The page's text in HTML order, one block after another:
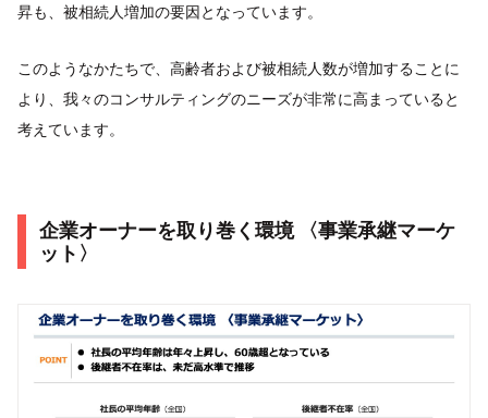
昇も、被相続人増加の要因となっています。
このようなかたちで、高齢者および被相続人数が増加することに
より、我々のコンサルティングのニーズが非常に高まっていると
考えています。
企業オーナーを取り巻く環境 〈事業承継マーケ
ット〉